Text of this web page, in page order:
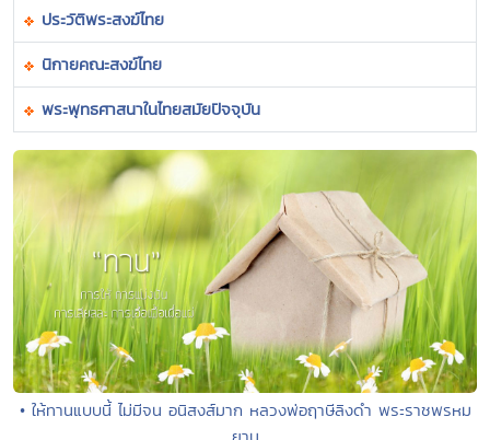
ประวัติพระสงฆ์ไทย
นิกายคณะสงฆ์ไทย
พระพุทธศาสนาในไทยสมัยปัจจุบัน
• ให้ทานแบบนี้ ไม่มีจน อนิสงส์มาก หลวงพ่อฤาษีลิงดำ พระราชพรหม